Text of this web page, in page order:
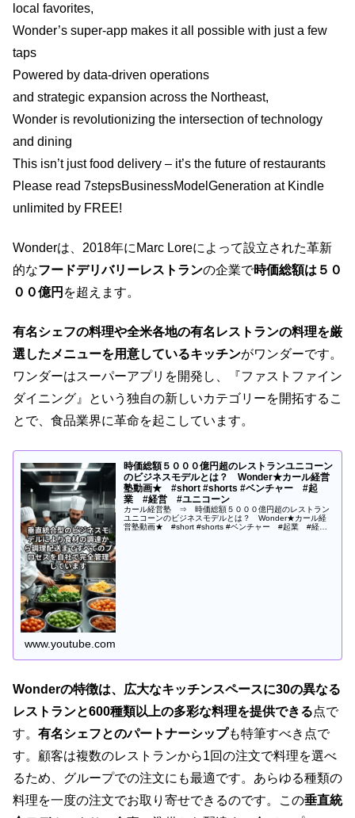
local favorites,
Wonder’s super-app makes it all possible with just a few
taps
Powered by data-driven operations
and strategic expansion across the Northeast,
Wonder is revolutionizing the intersection of technology
and dining
This isn’t just food delivery – it’s the future of restaurants
Please read 7stepsBusinessModelGeneration at Kindle
unlimited by FREE!
Wonderは、2018年にMarc Loreによって設立された革新
的なフードデリバリーレストランの企業で時価総額は５０
００億円 を超えます。
有名シェフの料理や全米各地の有名レストランの料理を厳
選したメニューを用意しているキッチンがワンダーです。
ワンダーはスーパーアプリを開発し、『ファストファイン
ダイニング』という独自の新しいカテゴリーを開拓するこ
とで、食品業界に革命を起こしています。
時価総額５０００億円超のレストランユニコーン
のビジネスモデルとは？ Wonder★カール経営
塾動画★ #short #shorts #ベンチャー #起
業 #経営 #ユニコーン
カール経営塾 ⇒ 時価総額５０００億円超のレストラン
ユニコーンのビジネスモデルとは？ Wonder★カール経
営塾動画★ #short #shorts #ベンチャー #起業 #経
www.youtube.com
Wonderの特徴は、広大なキッチンスペースに30の異なる
レストランと600種類以上の多彩な料理を提供できる点で
す。 有名シェフとのパートナーシップも特筆すべき点で
す。顧客は複数のレストランから1回の注文で料理を選べ
るため、グループでの注文にも最適です。あらゆる種類の
料理を一度の注文でお取り寄せできるのです。この垂直統